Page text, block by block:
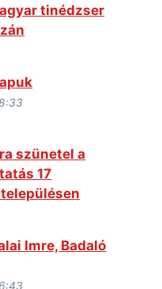
tinédzser
szünetel a
17
Imre, Badaló